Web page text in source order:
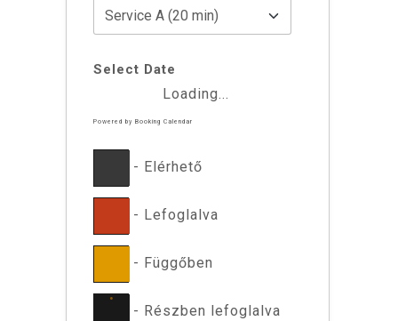
Select Date
Loading...
Powered by Booking Calendar
- Elérhető
- Lefoglalva
- Függőben
·
- Részben lefoglalva